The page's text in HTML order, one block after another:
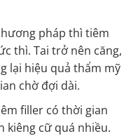
pháp thì tiêm
thì. Tai trở nên căng,
lại hiệu quả thẩm mỹ
chờ đợi dài.
filler có thời gian
kiêng cữ quá nhiều.